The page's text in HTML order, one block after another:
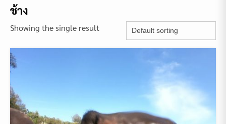
ช้าง
Showing the single result